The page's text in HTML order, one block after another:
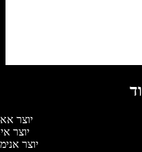
יוצר
יוצר
יוצר